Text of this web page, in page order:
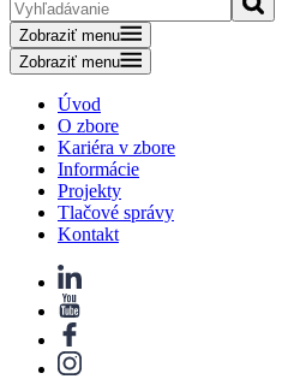
Zobraziť menu
Zobraziť menu
Úvod
O zbore
Kariéra v zbore
Informácie
Projekty
Tlačové správy
Kontakt